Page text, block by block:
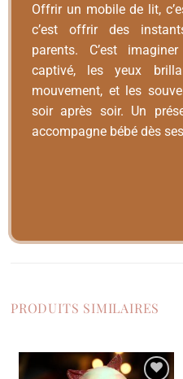
Offrir un mobile de lit,
c’est offrir des
parents. C’est
captivé, les yeux
mouvement, et les
soir après soir. Un
accompagne bébé dès
PRODUITS SIMILAIRES